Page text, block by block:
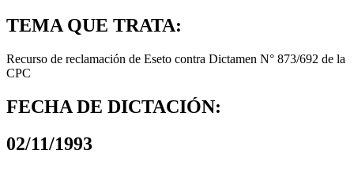
TEMA QUE TRATA:
Recurso de reclamación de Eseto contra Dictamen N° 873/692 de la
CPC
FECHA DE DICTACIÓN:
02/11/1993